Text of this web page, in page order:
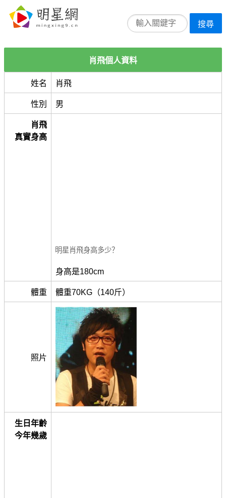
搜尋
肖飛個人資料
姓名 肖飛
性別 男
肖飛
真實身高
明星肖飛身高多少？
身高是180cm
體重 體重70KG（140斤）
照片
生日年齡
今年幾歲